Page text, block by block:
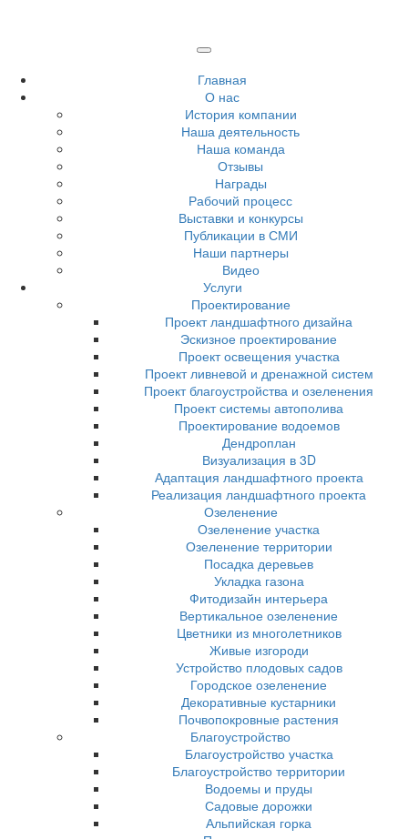
Главная
О нас
История компании
Наша деятельность
Наша команда
Отзывы
Награды
Рабочий процесс
Выставки и конкурсы
Публикации в СМИ
Наши партнеры
Видео
Услуги
Проектирование
Проект ландшафтного дизайна
Эскизное проектирование
Проект освещения участка
Проект ливневой и дренажной систем
Проект благоустройства и озеленения
Проект системы автополива
Проектирование водоемов
Дендроплан
Визуализация в 3D
Адаптация ландшафтного проекта
Реализация ландшафтного проекта
Озеленение
Озеленение участка
Озеленение территории
Посадка деревьев
Укладка газона
Фитодизайн интерьера
Вертикальное озеленение
Цветники из многолетников
Живые изгороди
Устройство плодовых садов
Городское озеленение
Декоративные кустарники
Почвопокровные растения
Благоустройство
Благоустройство участка
Благоустройство территории
Водоемы и пруды
Садовые дорожки
Альпийская горка